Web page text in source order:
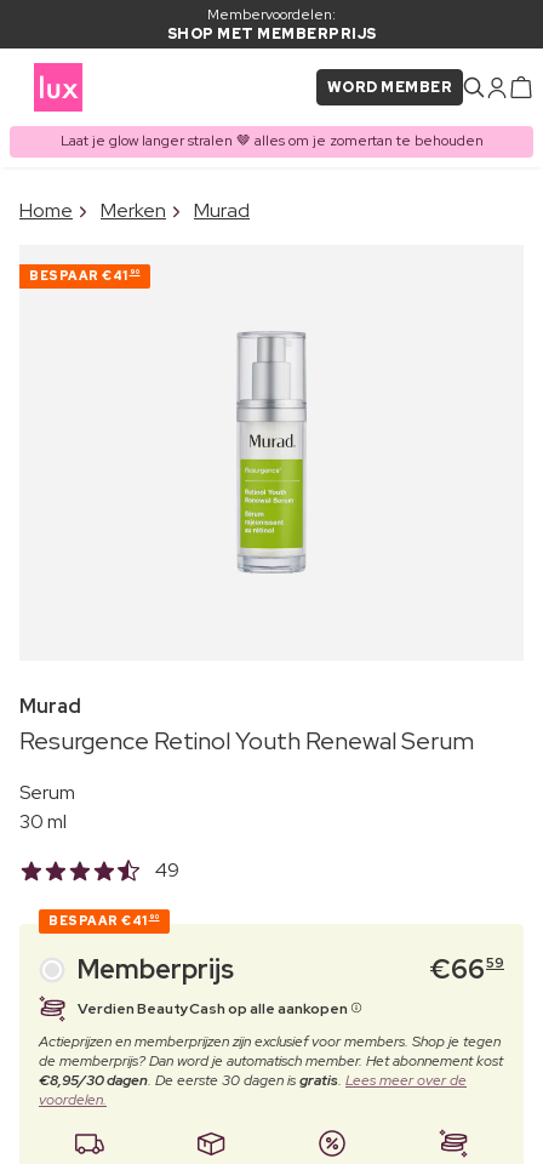
Membervoordelen:
SHOP MET MEMBERPRIJS
WORD MEMBER
Laat je glow langer stralen 🤎 alles om je zomertan te behouden
ITEM TOEGEVOEGD AAN
Home Merken Murad
BESPAAR €41 90
Murad
Resurgence Retinol Youth Renewal Serum
Serum
30 ml
49
BESPAAR €41 90
Memberprijs €6659
Verdien BeautyCash op alle aankopen
Actieprijzen en memberprijzen zijn exclusief voor members. Shop je tegen
de memberprijs? Dan word je automatisch member. Het abonnement kost
€8,95/30 dagen. De eerste 30 dagen isgratis. Lees meer over de
voordelen.